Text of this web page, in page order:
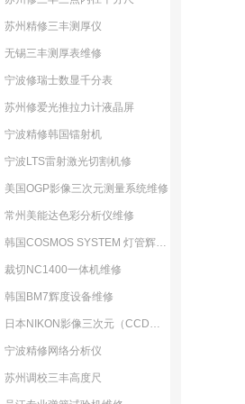
苏州精修三丰测厚仪
无锡三丰测厚表维修
宁波修瑞士数显千分表
苏州修爱光推拉力计液晶屏
宁波精修韩国镭射机
宁波LTS雷射激光切割机修
美国OGP影像三次元测量系统维修
常州美能达色彩分析仪维修
韩国COSMOS SYSTEM 灯管辉度测试机维修
裁切NC1400一体机维修
韩国BM7辉度设备维修
日本NIKON影像三次元（CCD装置故障损坏）维修
宁波精修网络分析仪
苏州调校三丰高度尺